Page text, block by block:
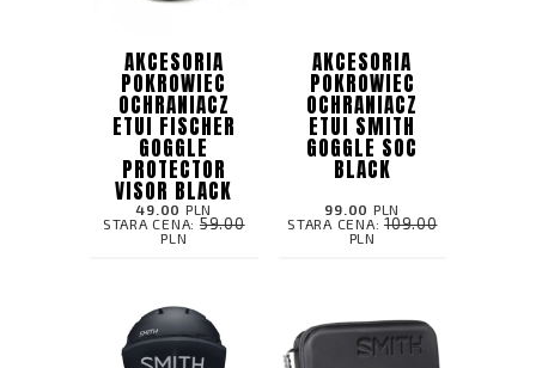
AKCESORIA
POKROWIEC
OCHRANIACZ
ETUI FISCHER
GOGGLE
PROTECTOR
VISOR BLACK
49.00 PLN
STARA CENA:59.00
PLN
AKCESORIA
POKROWIEC
OCHRANIACZ
ETUI SMITH
GOGGLE SOC
BLACK
99.00 PLN
STARA CENA: 109.00
PLN